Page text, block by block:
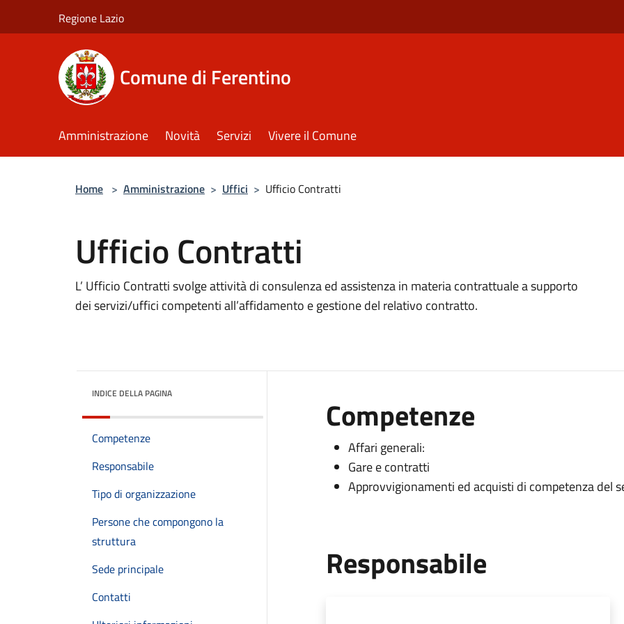
Regione Lazio
Comune di Ferentino
Amministrazione Novità Servizi Vivere il Comune
Home > Amministrazione > Uffici > Ufficio Contratti
Ufficio Contratti
L’ Ufficio Contratti svolge attività di consulenza ed assistenza in materia contrattuale a supporto
dei servizi/uffici competenti all’affidamento e gestione del relativo contratto.
INDICE DELLA PAGINA
Competenze
Responsabile
Tipo di organizzazione
Persone che compongono la
struttura
Sede principale
Contatti
Competenze
Affari generali:
Gare e contratti
Approvvigionamenti ed acquisti di competenza del
Responsabile